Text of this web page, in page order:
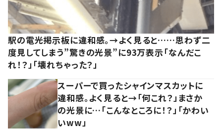
駅の電光掲示板に違和感。→よく見ると……思わず二
度見してしまう”驚きの光景”に93万表示「なんだこ
れ！？」「壊れちゃった？」
スーパーで買ったシャインマスカットに
違和感。よく見ると→「何これ？」まさか
の光景に…「こんなところに！？」「かわい
いww」